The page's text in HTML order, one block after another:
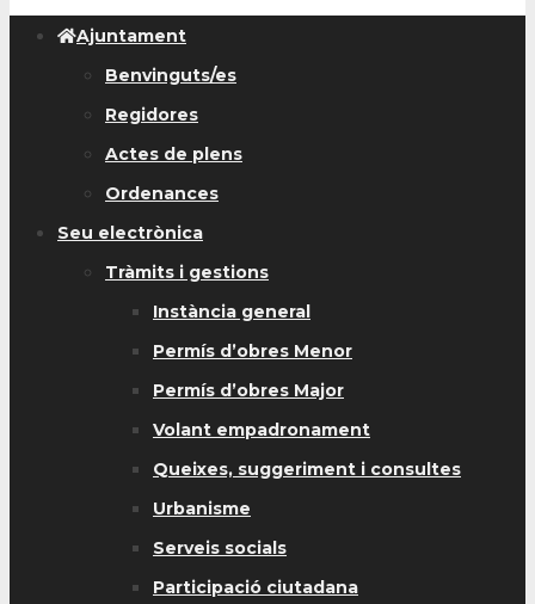
Ajuntament
Benvinguts/es
Regidores
Actes de plens
Ordenances
Seu electrònica
Tràmits i gestions
Instància general
Permís d’obres Menor
Permís d’obres Major
Volant empadronament
Queixes, suggeriment i consultes
Urbanisme
Serveis socials
Participació ciutadana